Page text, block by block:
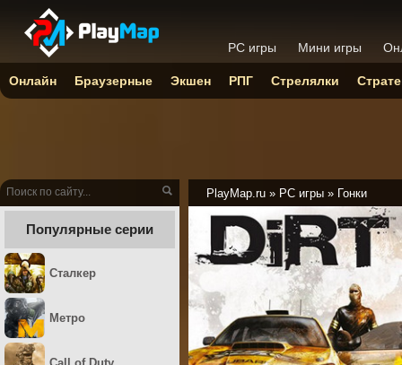
PlayMap.ru » PC игры » Гонки
Популярные серии
Сталкер
Метро
PC игры Мини игры
Онлайн Браузерные Экшен РПГ Стрелялки